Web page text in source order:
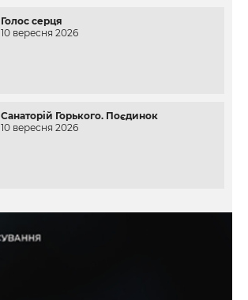
Голос серця
10 вересня 2026
Санаторій Горького. Поєдинок
10 вересня 2026